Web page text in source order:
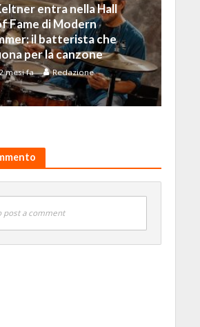
entra nella Hall
Fame di Modern
il batterista che
per la canzone
mesi fa Redazione
post a comment